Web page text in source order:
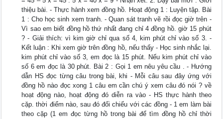
thiệu bài. - Thực hành xem đồng hồ. Hoạt động 1 : Luyện tập. Bài
1 : Cho học sinh xem tranh. - Quan sát tranh vẽ rồi đọc giờ trên -
Vì sao em biết đồng hồ thứ nhất đang chỉ 4 đồng hồ. giờ 15 phút
? - Giải thích: vì kim giờ chỉ qua số 4, kim phút chỉ vào số 3. -
Kết luận : Khi xem giờ trên đồng hồ, nếu thấy - Học sinh nhắc lại.
kim phút chỉ vào số 3, em đọc là 15 phút. Nếu kim phút chỉ vào
số 6 em đọc là 30 phút. Bài 2 : Gọi 1 em nêu yêu cầu . - Hướng
dẫn HS đọc từng câu trong bài, khi - Mỗi câu sau đây ứng với
đồng hồ nào đọc xong 1 câu em cần chú ý xem câu đó nói ? về
hoạt động nào, hoạt động đó diễn ra vào - HS thực hành theo
cặp. thời điểm nào, sau đó đối chiếu với các đồng - 1 em làm bài
theo cặp (1 em đọc từng hồ trong bài để tìm đồng hồ chỉ thời